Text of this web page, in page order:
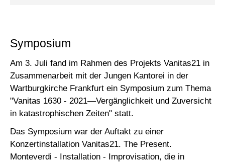
Symposium
Am 3. Juli fand im Rahmen des Projekts Vanitas21 in
Zusammenarbeit mit der Jungen Kantorei in der
Wartburgkirche Frankfurt ein Symposium zum Thema
"Vanitas 1630 - 2021—Vergänglichkeit und Zuversicht
in katastrophischen Zeiten" statt.
Das Symposium war der Auftakt zu einer
Konzertinstallation Vanitas21. The Present.
Monteverdi - Installation - Improvisation, die in